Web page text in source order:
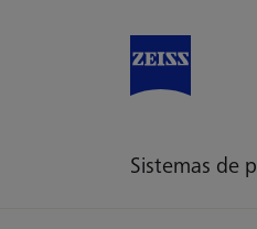
Sistemas de